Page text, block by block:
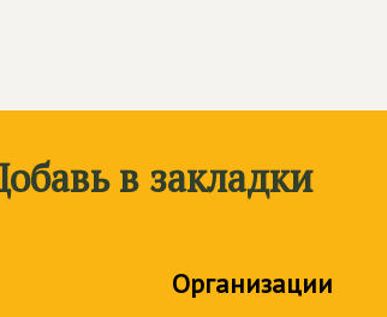
в закладки
Организации